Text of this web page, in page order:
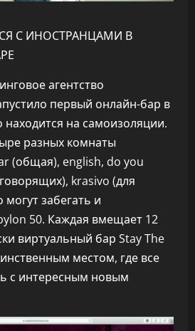
С ИНОСТРАНЦАМИ В
агентство
первый онлайн-бар в
находится на самоизоляции.
разных комнаты
(общая), english, do you
krasivo (для
забегать и
50. Каждая вмещает 12
виртуальный бар Stay The
местом, где все
с интересным новым